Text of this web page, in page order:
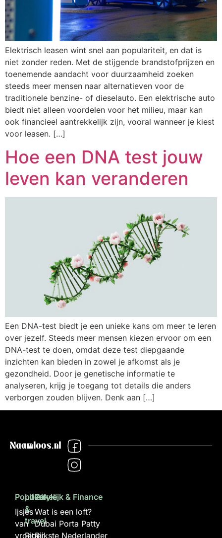
Elektrisch leasen wint snel aan populariteit, en dat is
niet zonder reden. Met de stijgende brandstofprijzen en
toenemende aandacht voor duurzaamheid zoeken
steeds meer mensen naar alternatieven voor de
traditionele benzine- of dieselauto. Een elektrische auto
biedt niet alleen voordelen voor het milieu, maar kan
ook financieel aantrekkelijk zijn, vooral wanneer je kiest
voor leasen. […]
Hoe een DNA test jouw
leven kan veranderen
Een DNA-test biedt je een unieke kans om meer te leren
over jezelf. Steeds meer mensen kiezen ervoor om een
DNA-test te doen, omdat deze test diepgaande
inzichten kan bieden in zowel je afkomst als je
gezondheid. Door je genetische informatie te
analyseren, krijg je toegang tot details die anders
verborgen zouden blijven. Denk aan […]
Populair
Ijsjes
van
vroeger
Lifestyle
&
travel
Rits
Zakelijk & Finance
Wat is een loft?
Dubai Porta Patty
Rijkste Nederlander